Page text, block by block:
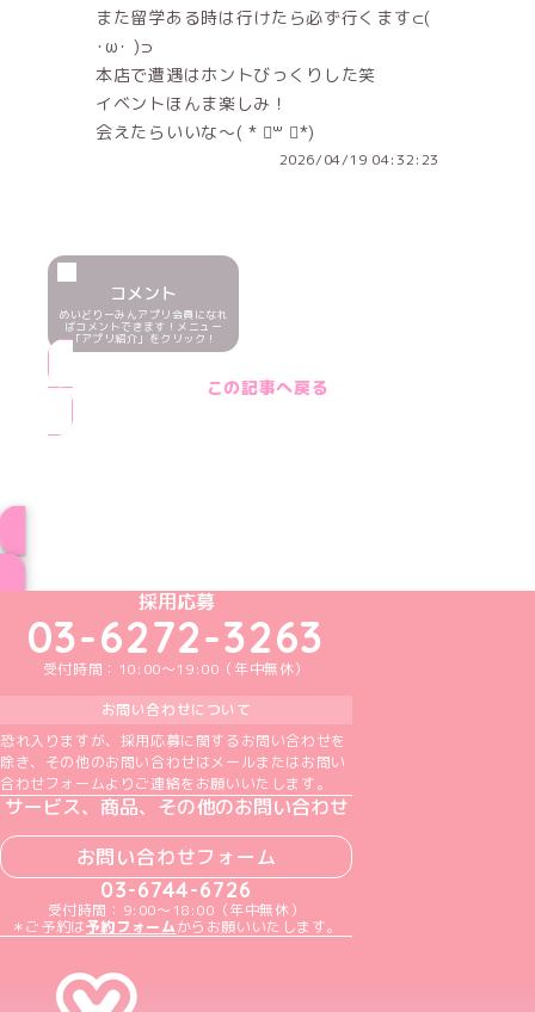
また留学ある時は行けたら必ず行くます⊂(
･ω･ )⊃
本店で遭遇はホントびっくりした笑
イベントほんま楽しみ！
会えたらいいな〜( * ॑꒳ ॑*)
2026/04/19 04:32:23
コメント
めいどりーみんアプリ会員になれ
ばコメントできます！メニュー
「アプリ紹介」をクリック！
この記事へ戻る
めいどりーみんTikTok公式アカウント
めいどりーみんX公式アカウント
めいどりーみんInstagram公式アカウント
めいどりーみんFacebook公式アカウン
めいどりーみんYouTube公式アカ
採用応募
03-6272-3263
受付時間：10:00～19:00（年中無休）
お問い合わせについて
恐れ入りますが、採用応募に関するお問い合わせを
除き、その他のお問い合わせはメールまたはお問い
合わせフォームよりご連絡をお願いいたします。
サービス、商品、その他のお問い合わせ
お問い合わせフォーム
03-6744-6726
受付時間：9:00～18:00（年中無休）
＊ご予約は予約フォームからお願いいたします。